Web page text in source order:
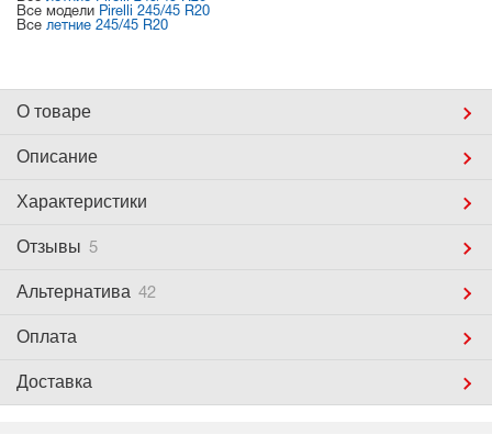
Все модели Pirelli 245/45 R20
Все летние 245/45 R20
О товаре
Описание
Характеристики
Отзывы 5
Альтернатива 42
Оплата
Доставка